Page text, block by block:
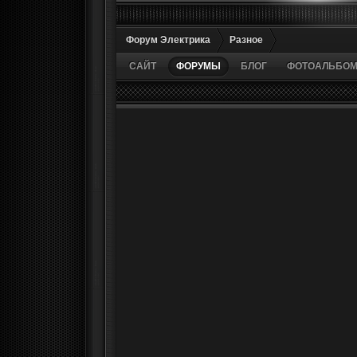
Форум Электрика Разное
САЙТ ФОРУМЫ БЛОГ